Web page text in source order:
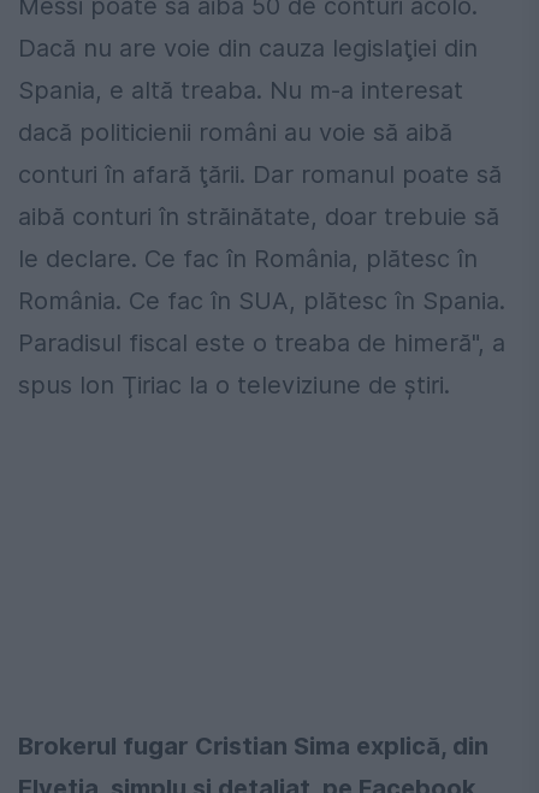
Dacă nu are voie din cauza legislaţiei din
Spania, e altă treaba. Nu m-a interesat
dacă politicienii români au voie să aibă
conturi în afară ţării. Dar romanul poate să
aibă conturi în străinătate, doar trebuie să
le declare. Ce fac în România, plătesc în
România. Ce fac în SUA, plătesc în Spania.
Paradisul fiscal este o treaba de himeră", a
spus Ion Ţiriac la o televiziune de ştiri.
Brokerul fugar Cristian Sima explică, din